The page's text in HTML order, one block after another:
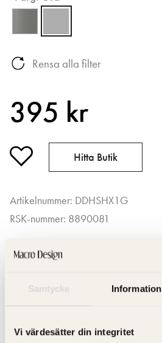
Samtycke Information
Vi värdesätter din integritet
Rensa alla filter
395 kr
Hitta Butik
Artikelnummer: DDHSHX1G
RSK-nummer: 8890081